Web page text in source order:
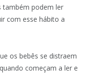
também podem ler
com esse hábito a
os bebês se distraem
começam a ler e